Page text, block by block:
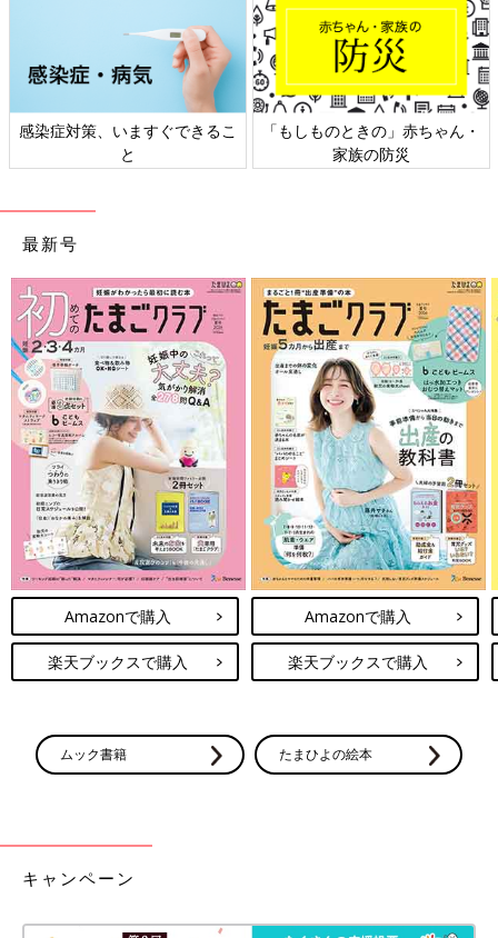
感染症対策、いますぐできるこ
と
「もしものときの」赤ちゃん・
家族の防災
最新号
Amazonで購入
楽天ブックスで購入
Amazonで購入
楽天ブックスで購入
ムック書籍 たまひよの絵本
キャンペーン